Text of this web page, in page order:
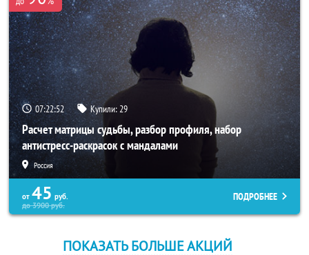
07:22:51 Купили:29
Расчет матрицы судьбы, разбор профиля, набор
антистресс-раскрасок с мандалами
Россия
от 45 руб.
до3900руб.
ПОДРОБНЕЕ
ПОКАЗАТЬ БОЛЬШЕ АКЦИЙ